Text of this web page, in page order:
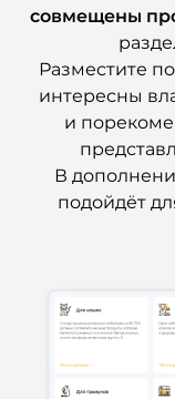
совмещены
Разместите
интересны
и
В
подойдёт